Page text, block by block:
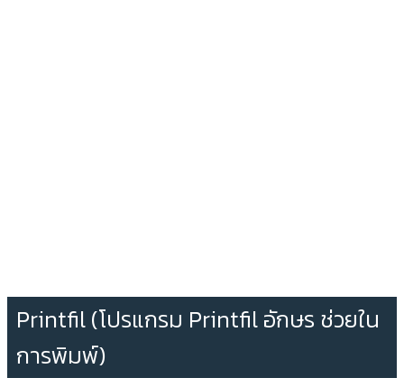
Printfil (โปรแกรม Printfil อักษร ช่วยใน
การพิมพ์)